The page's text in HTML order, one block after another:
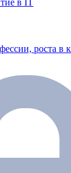
в IT
роста в